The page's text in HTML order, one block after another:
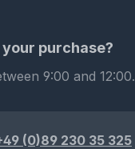
purchase?
9:00 and 12:00.
(0)89 230 35 325